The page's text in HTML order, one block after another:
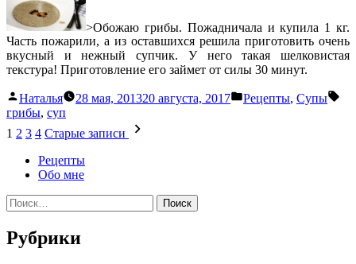
грибами
>Обожаю грибы. Пожадничала и купила 1 кг.
Часть пожарили, а из оставшихся решила приготовить очень
вкусный и нежный супчик. У него такая шелковистая
текстура! Приготовление его займет от силы 30 минут.
Написано
автором
Наталья 28 мая, 201320 августа, 2017
Написано
Рецепты, Супы
грибы, суп
Навигация
записям
1 2 3 4 Старые записи
Рецепты
Обо мне
Найти:
Рубрики